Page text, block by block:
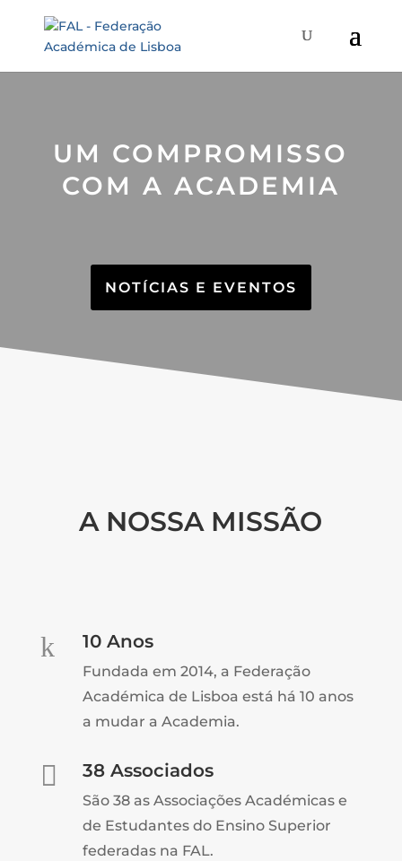
UM COMPROMISSO
COM A ACADEMIA
NOTÍCIAS E EVENTOS
A NOSSA MISSÃO
k 10 Anos
Fundada em 2014, a Federação
Académica de Lisboa está há 10 anos
a mudar a Academia.
 38 Associados
São 38 as Associações Académicas e
de Estudantes do Ensino Superior
federadas na FAL.